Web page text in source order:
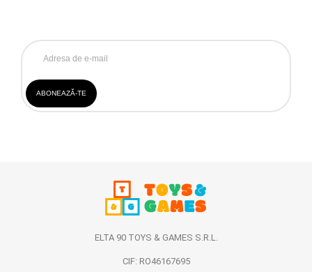
ELTA 90 TOYS & GAMES S.R.L.
CIF: RO46167695